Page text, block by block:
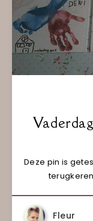
Deze pin is
Fleur